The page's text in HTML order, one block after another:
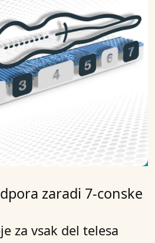
zaradi 7-conske
za vsak del telesa